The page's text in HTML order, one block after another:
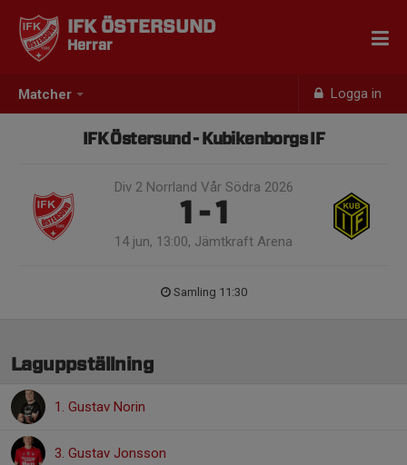
Matcher Logga in
IFK ÖSTERSUND
Herrar
IFK Östersund - Kubikenborgs IF
Div 2 Norrland Vår Södra 2026
1 - 1
14 jun, 13:00, Jämtkraft Arena
Samling 11:30
Laguppställning
1. Gustav Norin
3. Gustav Jonsson